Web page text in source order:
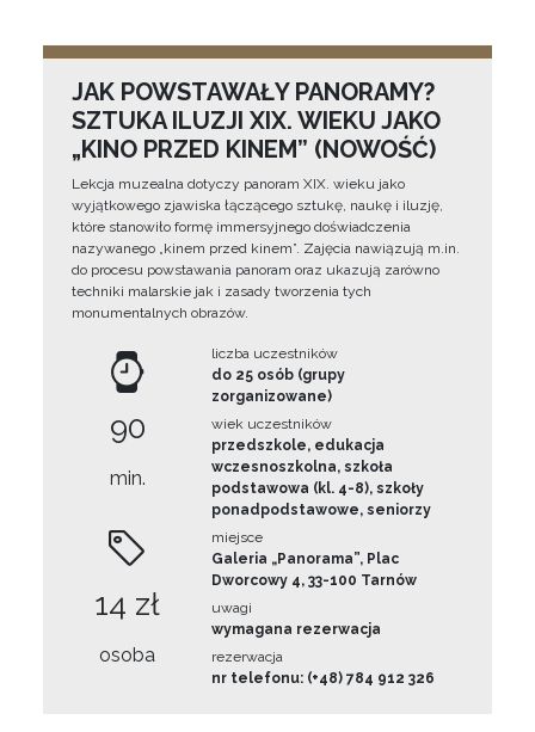
JAK POWSTAWAŁY PANORAMY?
SZTUKA ILUZJI XIX. WIEKU JAKO
„KINO PRZED KINEM” (NOWOŚĆ)
Lekcja muzealna dotyczy panoram XIX. wieku jako
wyjątkowego zjawiska łączącego sztukę, naukę i iluzję,
które stanowiło formę immersyjnego doświadczenia
nazywanego „kinem przed kinem”. Zajęcia nawiązują m.in.
do procesu powstawania panoram oraz ukazują zarówno
techniki malarskie jak i zasady tworzenia tych
monumentalnych obrazów.
90
min.
14 zł
osoba
liczba uczestników
do 25 osób (grupy
zorganizowane)
wiek uczestników
przedszkole, edukacja
wczesnoszkolna, szkoła
podstawowa (kl. 4-8), szkoły
ponadpodstawowe, seniorzy
miejsce
Galeria „Panorama”, Plac
Dworcowy 4, 33-100 Tarnów
uwagi
wymagana rezerwacja
rezerwacja
nr telefonu: (+48) 784 912 326